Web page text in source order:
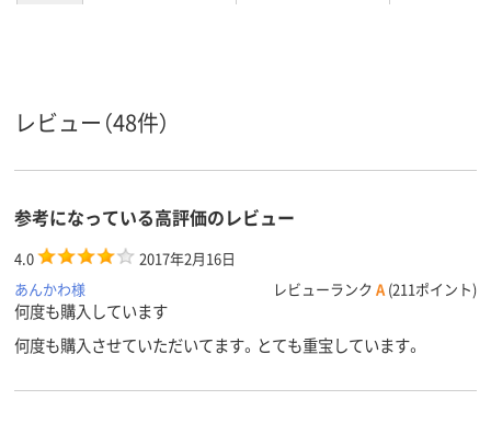
形状 泡
レビュー（48件）
参考になっている高評価のレビュー
4.0
2017年2月16日
あんかわ様
レビューランク A (211ポイント)
何度も購入しています
何度も購入させていただいてます。とても重宝しています。